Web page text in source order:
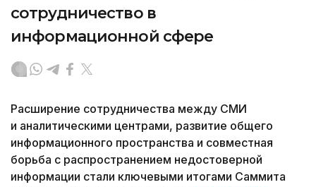
сотрудничество в
информационной сфере
Расширение сотрудничества между СМИ
и аналитическими центрами, развитие общего
информационного пространства и совместная
борьба с распространением недостоверной
информации стали ключевыми итогами Саммита